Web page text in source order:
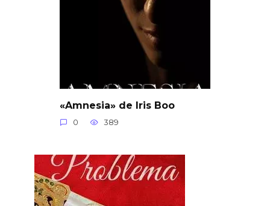
«Amnesia» de Iris Boo
0 389